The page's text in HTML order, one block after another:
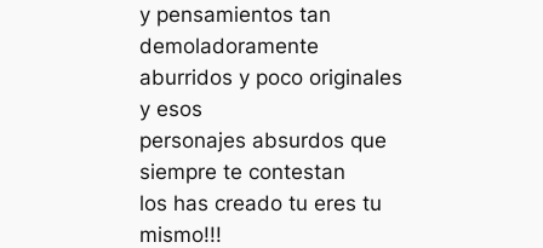
y pensamientos tan
demoladoramente
aburridos y poco originales
y esos
personajes absurdos que
siempre te contestan
los has creado tu eres tu
mismo!!!